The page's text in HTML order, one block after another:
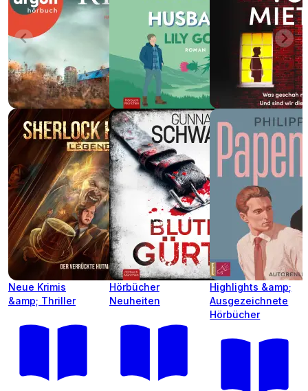
Neue Krimis
&amp; Thriller
Hörbücher
Neuheiten
Highlights &amp;
Ausgezeichnete
Hörbücher